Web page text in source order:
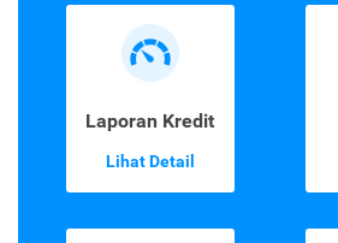
Laporan Kredit
Lihat Detail